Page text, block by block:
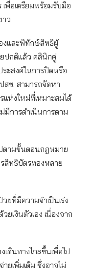
เพื่อเตรียมพร้อมรับมือ
ว
งและพิทักษ์สิทธิผู้
ปกติแล้ว คลินิกคู่
ะสงค์ในการปิดหรือ
สช. สามารถจัดหา
แห่งใหม่ที่เหมาะสมได้
การดำเนินการตาม
ปตามขั้นตอนกฎหมาย
สิทธิบัตรทองหลาย
ยที่มีความจำเป็นเร่ง
ยเงินตัวเอง เนื่องจาก
ดินทางไกลขึ้นเพื่อไป
ยเพิ่มเติม ซึ่งอาจไม่